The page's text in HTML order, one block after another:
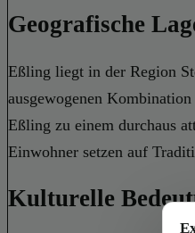
Geografische
Eßling liegt in der Region
ausgewogenen
Eßling zu einem durchaus
Einwohner setzen auf
Kulturelle